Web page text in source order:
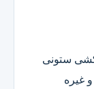
ستونی
غیره